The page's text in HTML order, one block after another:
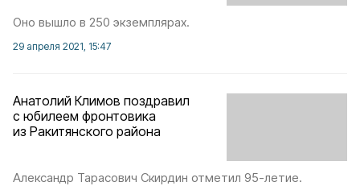
Оно вышло в 250 экземплярах.
29 апреля 2021, 15:47
Анатолий Климов поздравил
с юбилеем фронтовика
из Ракитянского района
Александр Тарасович Скирдин отметил 95-летие.